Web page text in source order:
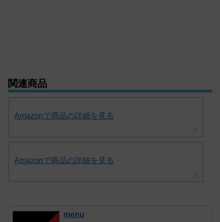
関連商品
Amazonで商品の詳細を見る
Amazonで商品の詳細を見る
menu